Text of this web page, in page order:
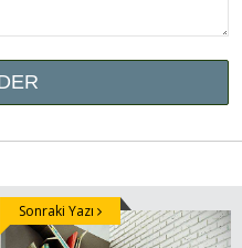
Sonraki Yazı